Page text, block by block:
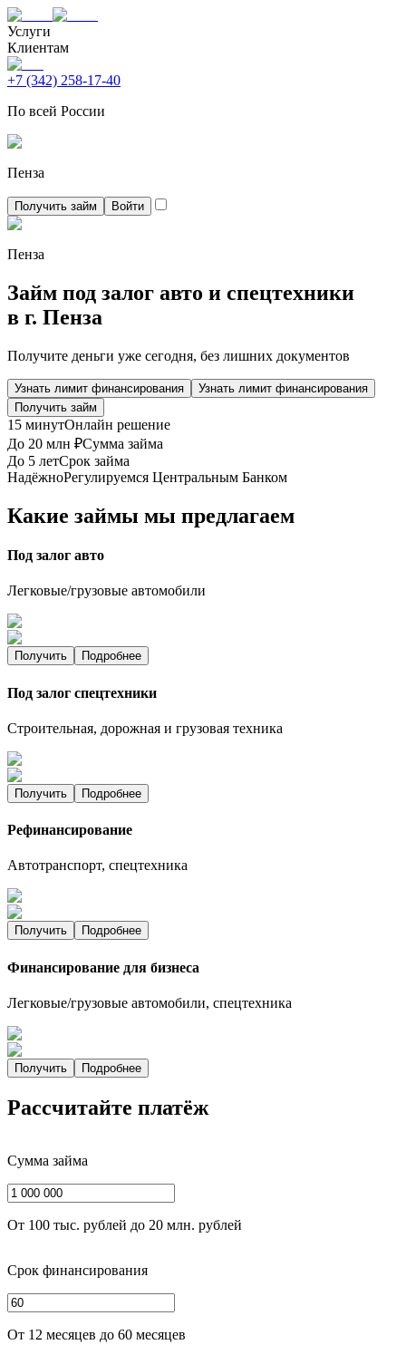
Услуги
Клиентам
+7 (342) 258-17-40
По всей России
Пенза
Получить займ Войти
Пенза
Займ под залог авто и спецтехники
в г. Пенза
Получите деньги уже сегодня, без лишних документов
Узнать лимит финансирования
Узнать лимит финансирования
Получить займ
15 минутОнлайн решение
До 20 млн ₽Сумма займа
До 5 летСрок займа
НадёжноРегулируемся Центральным Банком
Какие займы мы предлагаем
Под залог авто
Легковые/грузовые автомобили
Получить Подробнее
Под залог спецтехники
Строительная, дорожная и грузовая техника
Получить Подробнее
Рефинансирование
Автотранспорт, спецтехника
Получить Подробнее
Финансирование для бизнеса
Легковые/грузовые автомобили, спецтехника
Получить Подробнее
Рассчитайте платёж
Сумма займа
От 100 тыс. рублей до 20 млн. рублей
Срок финансирования
От 12 месяцев до 60 месяцев